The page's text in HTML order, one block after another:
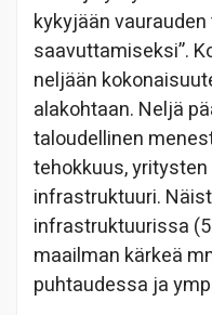
kykyjään
saavuttamiseksi”.
neljään
alakohtaan. Neljä
taloudellinen
tehokkuus,
infrastruktuuri.
infrastruktuurissa
maailman kärkeä
puhtaudessa ja